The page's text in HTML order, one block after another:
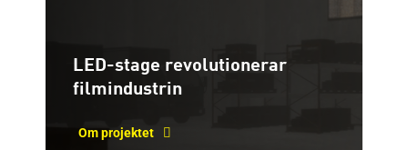
LED-stage revolutionerar
filmindustrin
Om projektet